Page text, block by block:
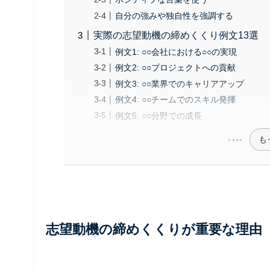
自分の強みや独自性を強調する
実際の志望動機の締めくくり例文13選
例文1: ○○会社における○○の実現
例文2: ○○プロジェクトへの貢献
例文3: ○○業界でのキャリアアップ
例文4: ○○チームでのスキル発揮
例文5: ○○分野での成長
も
志望動機の締めくくりが重要な理由